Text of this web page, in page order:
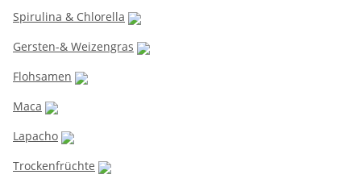
Spirulina & Chlorella
Gersten-& Weizengras
Flohsamen
Maca
Lapacho
Trockenfrüchte